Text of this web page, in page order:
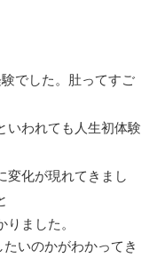
でした。肚ってすご
われても人生初体験
化が現れてきまし
ました。
いのかがわかってき